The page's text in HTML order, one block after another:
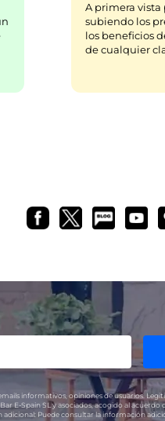
A primera
subiendo los
los beneficios
de cualquier
informativos, opiniones de usuarios.
E-Spain SL y asociados, acogido al acuerdo
adicional:Puede consultar la información